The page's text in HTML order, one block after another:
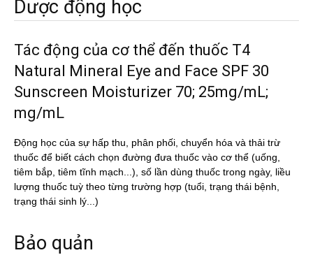
Dược động học
Tác động của cơ thể đến thuốc T4
Natural Mineral Eye and Face SPF 30
Sunscreen Moisturizer 70; 25mg/mL;
mg/mL
Động học của sự hấp thu, phân phối, chuyển hóa và thải trừ
thuốc để biết cách chọn đường đưa thuốc vào cơ thể (uống,
tiêm bắp, tiêm tĩnh mạch...), số lần dùng thuốc trong ngày, liều
lượng thuốc tuỳ theo từng trường hợp (tuổi, trạng thái bệnh,
trạng thái sinh lý...)
Bảo quản